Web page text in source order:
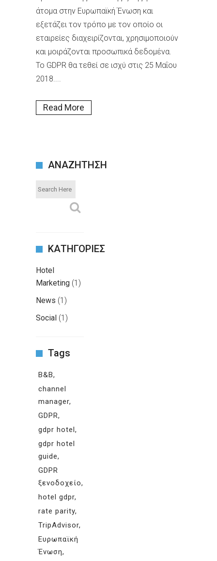
άτομα στην Ευρωπαϊκή Ένωση και
εξετάζει τον τρόπο με τον οποίο οι
εταιρείες διαχειρίζονται, χρησιμοποιούν
και μοιράζονται προσωπικά δεδομένα.
Το GDPR θα τεθεί σε ισχύ στις 25 Μαΐου
2018....
Read More
ΑΝΑΖΗΤΗΣΗ
ΚΑΤΗΓΟΡΙΕΣ
Hotel
Marketing (1)
News (1)
Social (1)
Tags
B&B
channel
manager
GDPR
gdpr hotel
gdpr hotel
guide
GDPR
ξενοδοχείο
hotel gdpr
rate parity
TripAdvisor
Ευρωπαϊκή
Ένωση